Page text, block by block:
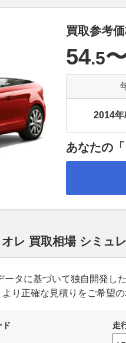
買取参考
54.5
2014
あなたの
レ 買取相場 シミュ
ータに基づいて独自開発
り正確な見積りをご希望
ド 走